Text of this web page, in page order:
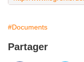
#Documents
Partager